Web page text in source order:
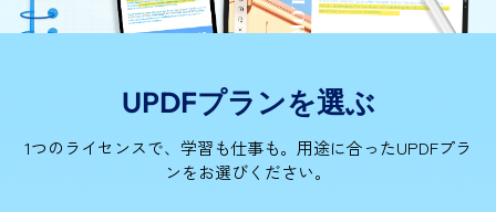
UPDFプランを選ぶ
1つのライセンスで、学習も仕事も。用途に合ったUPDFプラ
ンをお選びください。